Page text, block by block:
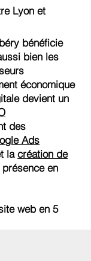
Lyon et
bénéficie
bien les
économique
devient un
des
Ads
lacréation de
en
web en 5